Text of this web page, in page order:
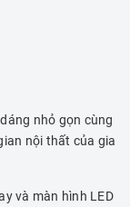
nhỏ gọn cùng
nội thất của gia
và màn hình LED